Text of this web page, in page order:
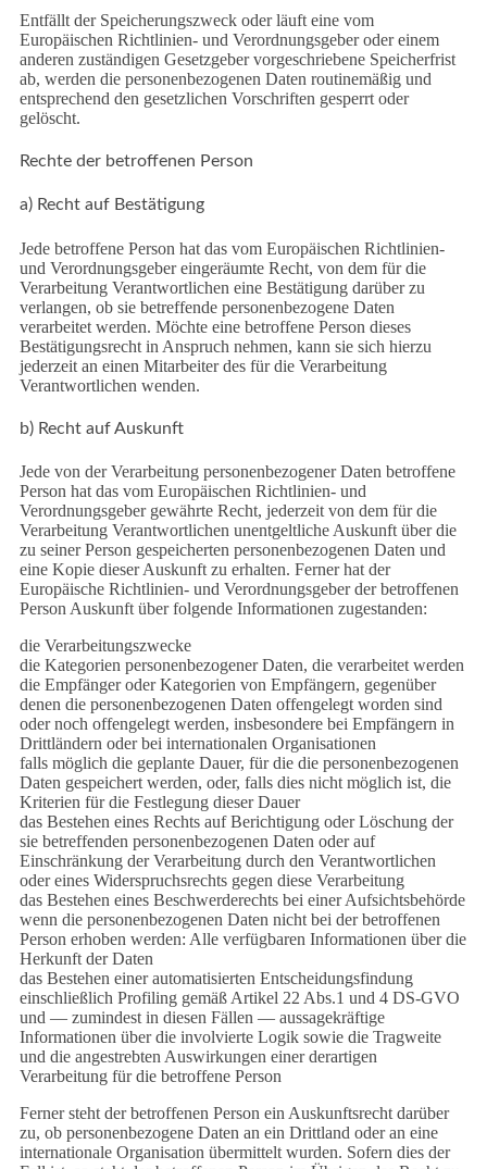
Entfällt der Speicherungszweck oder läuft eine vom
Europäischen Richtlinien- und Verordnungsgeber oder einem
anderen zuständigen Gesetzgeber vorgeschriebene Speicherfrist
ab, werden die personenbezogenen Daten routinemäßig und
entsprechend den gesetzlichen Vorschriften gesperrt oder
gelöscht.
Rechte der betroffenen Person
a) Recht auf Bestätigung
Jede betroffene Person hat das vom Europäischen Richtlinien-
und Verordnungsgeber eingeräumte Recht, von dem für die
Verarbeitung Verantwortlichen eine Bestätigung darüber zu
verlangen, ob sie betreffende personenbezogene Daten
verarbeitet werden. Möchte eine betroffene Person dieses
Bestätigungsrecht in Anspruch nehmen, kann sie sich hierzu
jederzeit an einen Mitarbeiter des für die Verarbeitung
Verantwortlichen wenden.
b) Recht auf Auskunft
Jede von der Verarbeitung personenbezogener Daten betroffene
Person hat das vom Europäischen Richtlinien- und
Verordnungsgeber gewährte Recht, jederzeit von dem für die
Verarbeitung Verantwortlichen unentgeltliche Auskunft über die
zu seiner Person gespeicherten personenbezogenen Daten und
eine Kopie dieser Auskunft zu erhalten. Ferner hat der
Europäische Richtlinien- und Verordnungsgeber der betroffenen
Person Auskunft über folgende Informationen zugestanden:
die Verarbeitungszwecke
die Kategorien personenbezogener Daten, die verarbeitet werden
die Empfänger oder Kategorien von Empfängern, gegenüber
denen die personenbezogenen Daten offengelegt worden sind
oder noch offengelegt werden, insbesondere bei Empfängern in
Drittländern oder bei internationalen Organisationen
falls möglich die geplante Dauer, für die die personenbezogenen
Daten gespeichert werden, oder, falls dies nicht möglich ist, die
Kriterien für die Festlegung dieser Dauer
das Bestehen eines Rechts auf Berichtigung oder Löschung der
sie betreffenden personenbezogenen Daten oder auf
Einschränkung der Verarbeitung durch den Verantwortlichen
oder eines Widerspruchsrechts gegen diese Verarbeitung
das Bestehen eines Beschwerderechts bei einer Aufsichtsbehörde
wenn die personenbezogenen Daten nicht bei der betroffenen
Person erhoben werden: Alle verfügbaren Informationen über die
Herkunft der Daten
das Bestehen einer automatisierten Entscheidungsfindung
einschließlich Profiling gemäß Artikel 22 Abs.1 und 4 DS-GVO
und — zumindest in diesen Fällen — aussagekräftige
Informationen über die involvierte Logik sowie die Tragweite
und die angestrebten Auswirkungen einer derartigen
Verarbeitung für die betroffene Person
Ferner steht der betroffenen Person ein Auskunftsrecht darüber
zu, ob personenbezogene Daten an ein Drittland oder an eine
internationale Organisation übermittelt wurden. Sofern dies der